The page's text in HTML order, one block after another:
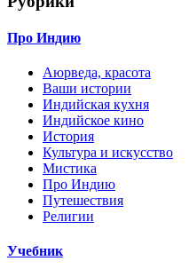
Про Индию
Аюрведа, красота
Ваши истории
Индийская кухня
Индийское кино
История
Культура и искусство
Мистика
Про Индию
Путешествия
Религии
Учебник